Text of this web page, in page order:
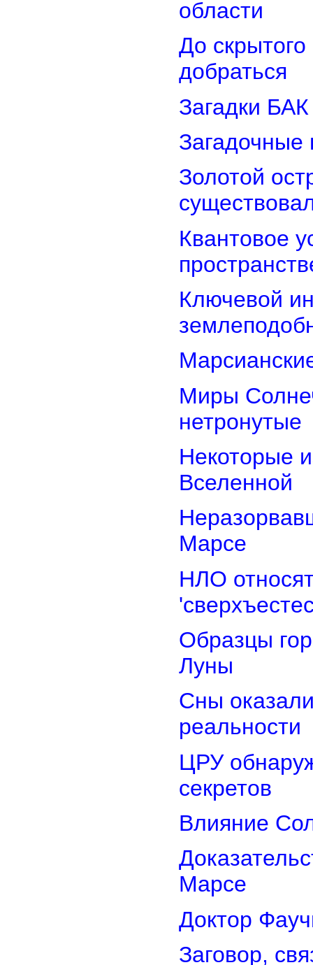
области
До
добраться
Загадки
Загадочные
Золотой
Квантовое
Ключевой
Миры
нетронутые
Некоторые
Вселенной
Марсе
НЛО
Образцы
Луны
Сны
реальности
ЦРУ
секретов
Влияние
Марсе
Доктор
Заговор,